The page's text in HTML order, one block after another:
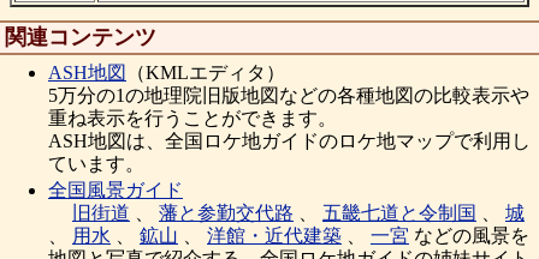
関連コンテンツ
ASH地図
（KMLエディタ）
5万分の1の地理院旧版地図などの各種地図の比較表示や
重ね表示を行うことができます。
ASH地図は、全国ロケ地ガイドのロケ地マップで利用し
ています。
全国風景ガイド
旧街道
藩と参勤交代路 五畿七道と令制国
城
用水 鉱山 洋館・近代建築 一宮 などの風景を